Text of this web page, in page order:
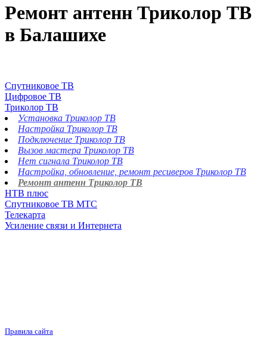
Ремонт антенн Триколор ТВ
в Балашихе
Спутниковое ТВ
Цифровое ТВ
Триколор ТВ
Установка Триколор ТВ
Настройка Триколор ТВ
Подключение Триколор ТВ
Вызов мастера Триколор ТВ
Нет сигнала Триколор ТВ
Настройка, обновление, ремонт ресиверов Триколор ТВ
Ремонт антенн Триколор ТВ
НТВ плюс
Спутниковое ТВ МТС
Телекарта
Усиление связи и Интернета
Правила сайта